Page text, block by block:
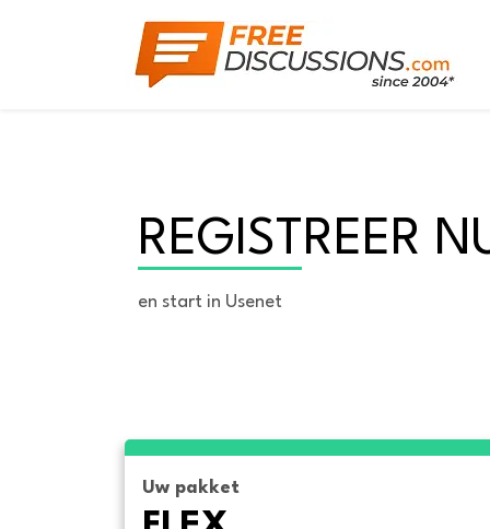
REGISTREER
en start in Usenet
Uw pakket